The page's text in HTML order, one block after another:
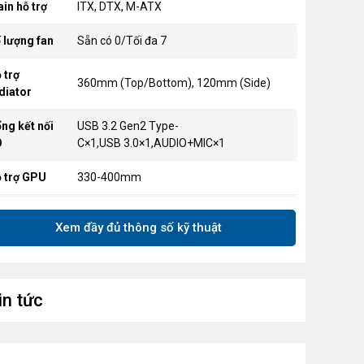
hỗ trợ ITX, DTX, M-ATX
lượng fan Sẵn có 0/Tối đa 7
trợ
360mm (Top/Bottom), 120mm (Side)
kết nối
USB 3.2 Gen2 Type-
C×1,USB 3.0×1,AUDIO+MIC×1
trợ GPU 330-400mm
trợ PSU ATX
kế Màn hình phụ 8" 1280×800
Xem đầy đủ thông số kỹ thuật
tức